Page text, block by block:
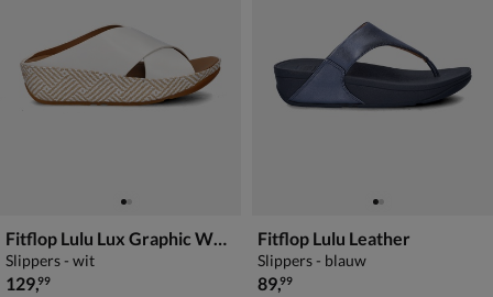
Fitflop Lulu Lux Graphic Wedge
Slippers - wit
€ 129,99
129,99
Fitflop Lulu Leather
Slippers - blauw
€ 89,99
89,99